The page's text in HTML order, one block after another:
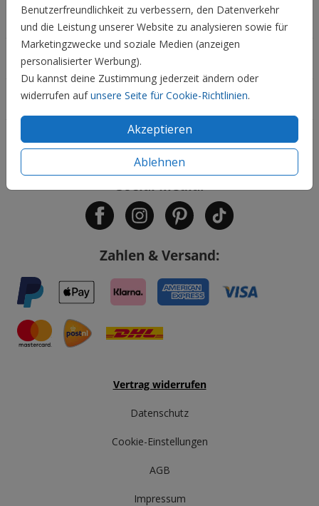
Benutzerfreundlichkeit zu verbessern, den Datenverkehr
und die Leistung unserer Website zu analysieren sowie für
Marketingzwecke und soziale Medien (anzeigen
personalisierter Werbung).
Du kannst deine Zustimmung jederzeit ändern oder
widerrufen aufunsere Seite für Cookie-Richtlinien.
Akzeptieren
Ablehnen
Hochzeit
Familie & Feiertage
Informationen
Service
Social Media:
Zahlen & Versand:
Vertrag widerrufen
Datenschutz
Cookie-Einstellungen
AGB
Impressum